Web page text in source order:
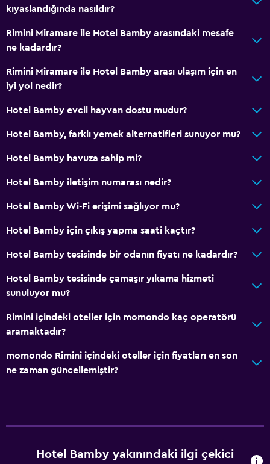
kıyaslandığında nasıldır?
Rimini Miramare ile Hotel Bamby arasındaki mesafe
ne kadardır?
Rimini Miramare ile Hotel Bamby arası ulaşım için en
iyi yol nedir?
Hotel Bamby evcil hayvan dostu mudur?
Hotel Bamby, farklı yemek alternatifleri sunuyor mu?
Hotel Bamby havuza sahip mi?
Hotel Bamby iletişim numarası nedir?
Hotel Bamby Wi-Fi erişimi sağlıyor mu?
Hotel Bamby için çıkış yapma saati kaçtır?
Hotel Bamby tesisinde bir odanın fiyatı ne kadardır?
Hotel Bamby tesisinde çamaşır yıkama hizmeti
sunuluyor mu?
Rimini içindeki oteller için momondo kaç operatörü
aramaktadır?
momondo Rimini içindeki oteller için fiyatları en son
ne zaman güncellemiştir?
Hotel Bamby yakınındaki ilgi çekici